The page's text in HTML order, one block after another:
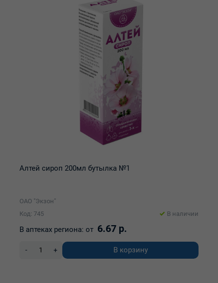
Алтей сироп 200мл бутылка №1
ОАО "Экзон"
Код: 745
В наличии
В аптеках региона: от 6.67 р.
- + В корзину